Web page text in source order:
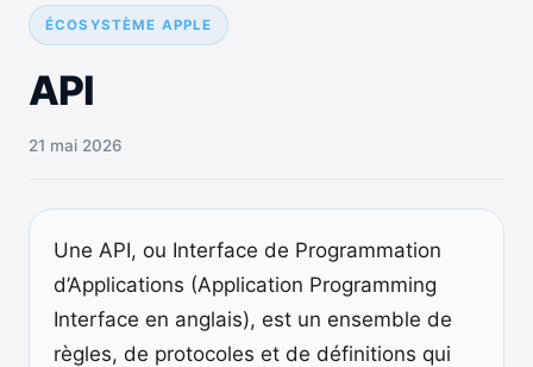
ÉCOSYSTÈME APPLE
API
21 mai 2026
Une API, ou Interface de Programmation
d’Applications (Application Programming
Interface en anglais), est un ensemble de
règles, de protocoles et de définitions qui